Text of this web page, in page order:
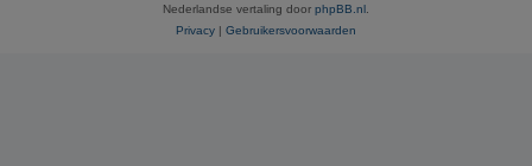
Nederlandse vertaling door phpBB.nl
Privacy | Gebruikersvoorwaarden